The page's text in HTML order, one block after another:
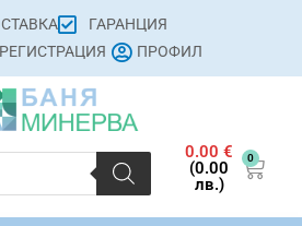
ГАРАНЦИЯ
ПРОФИЛ
0.00€
(0.00
лв.)
0